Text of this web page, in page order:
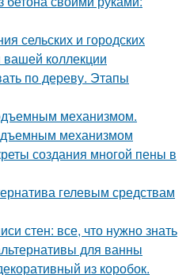
сельских и городских
вашей коллекции
по дереву. Этапы
механизмом.
механизмом
создания многой пены в
гелевым средствам
стен: все, что нужно знать
для ванны
из коробок.